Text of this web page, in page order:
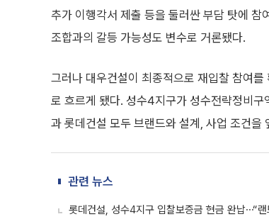
추가 이행각서 제출 등을 둘러싼 부담 탓에
조합과의 갈등 가능성도 변수로 거론됐다.
그러나 대우건설이 최종적으로 재입찰 참여
로 흐르게 됐다. 성수4지구가 성수전략정비
과 롯데건설 모두 브랜드와 설계, 사업 조건을
관련 뉴스
롯데건설, 성수4지구 입찰보증금 현금 완납⋯“랜